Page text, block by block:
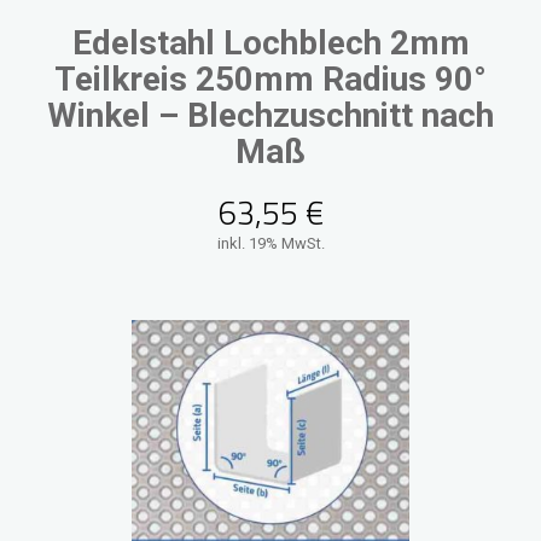
Edelstahl Lochblech 2mm
Teilkreis 250mm Radius 90°
Winkel – Blechzuschnitt nach
Maß
63,55 €
inkl. 19% MwSt.